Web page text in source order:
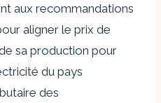
aux recommandations
aligner le prix de
sa production pour
du pays
des